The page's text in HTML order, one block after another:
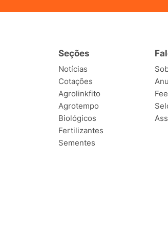
Seções
Notícias
Cotações
Agrolinkfito
Agrotempo
Biológicos
Fertilizantes
Sementes